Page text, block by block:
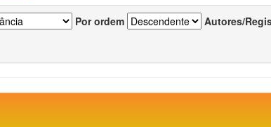
Por ordem Autores/